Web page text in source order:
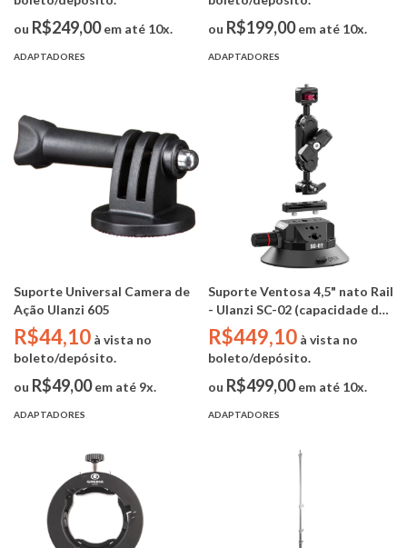
1.0 kg)
ou R$249,00em até 10x.
ADAPTADORES
ou R$199,00em até 10x.
ADAPTADORES
Suporte Universal Camera de
Ação Ulanzi 605
R$44,10 à vista no
boleto/depósito.
ou R$49,00em até 9x.
ADAPTADORES
Suporte Ventosa 4,5" nato Rail
- Ulanzi SC-02 (capacidade de
carga de 3kg)
R$449,10 à vista no
boleto/depósito.
ou R$499,00em até 10x.
ADAPTADORES